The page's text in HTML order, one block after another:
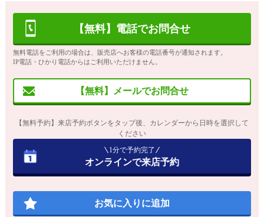
【無料】電話でお問合せ
無料電話をご利用の場合は、販売店へお客様の電話番号が通知されます。
IP電話・ひかり電話からはご利用いただけません。
【無料】メールでお問合せ
【無料予約】来店予約ボタンをタップ後、カレンダーから日時を選択して
ください
1分で予約完了
オンラインで来店予約
お気に入りに追加